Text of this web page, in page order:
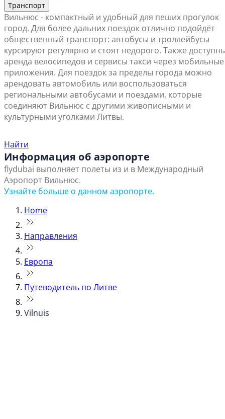
Транспорт
Вильнюс - компактный и удобный для пеших прогулок
город. Для более дальних поездок отлично подойдёт
общественный транспорт: автобусы и троллейбусы
курсируют регулярно и стоят недорого. Также
аренда велосипедов и сервисы такси через мобильные
приложения. Для поездок за пределы города можно
арендовать автомобиль или воспользоваться
региональными автобусами и поездами, которые
соединяют Вильнюс с другими живописными и
культурными уголками Литвы.
Найти
Информация об аэропорте
flydubai выполняет полеты из и в Международный
Аэропорт Вильнюс.
Узнайте больше о данном аэропорте.
Home
Направления
Европа
Путеводитель по Литве
Vilnuis